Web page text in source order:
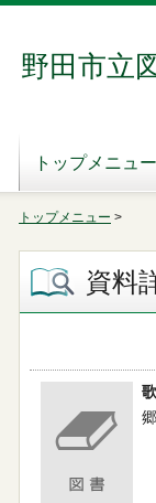
野田市立
トップメニュー
トップメニュー >
資料